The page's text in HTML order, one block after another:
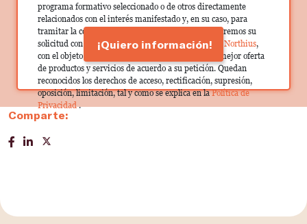
programa formativo seleccionado o de otros directamente
relacionados con el interés manifestado y, en su caso, para
tramitar la contratación correspondiente. Compartiremos su
solicitud con las empresas que conforman elGrupo Northius,
con el objeto de que estas puedan hacerle llegar la mejor oferta
de productos y servicios de acuerdo a su petición. Quedan
reconocidos los derechos de acceso, rectificación, supresión,
oposición, limitación, tal y como se explica en laPolítica de
Privacidad.
¡Quiero información!
Comparte: